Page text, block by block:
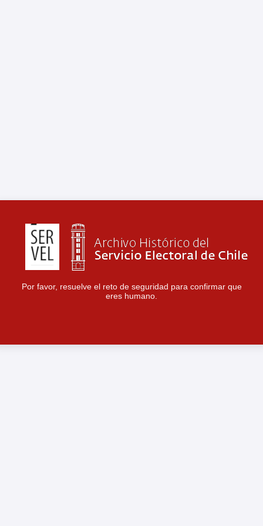
Por favor, resuelve el reto de seguridad para confirmar que
eres humano.